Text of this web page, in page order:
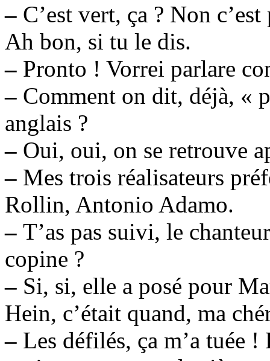
– C’est vert, ça ? Non
Ah bon, si tu le dis.
– Pronto ! Vorrei parlare
– Comment on dit, déjà, «
anglais ?
– Oui, oui, on se retrouve
– Mes trois réalisateurs
Rollin, Antonio Adamo.
– T’as pas suivi, le
copine ?
– Si, si, elle a posé pour
Hein, c’était quand, ma
– Les défilés, ça m’a tuée